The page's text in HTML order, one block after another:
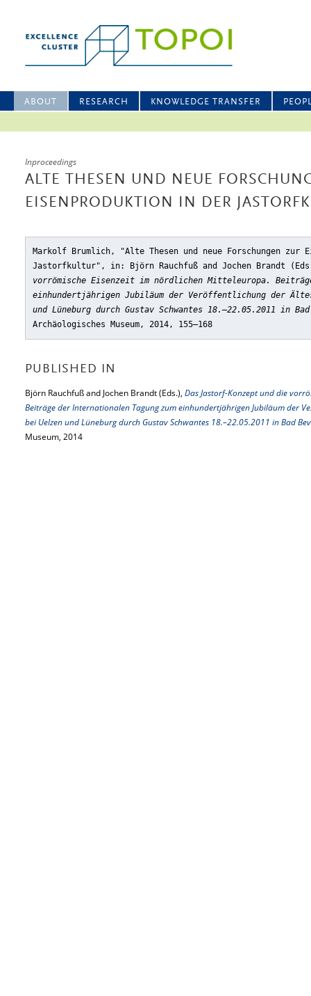
ABOUT RESEARCH KNOWLEDGE TRANSFER
Inproceedings
ALTE THESEN UND NEUE
EISENPRODUKTION IN DER
Markolf Brumlich, "Alte Thesen und neue Forschungen zur
Jastorfkultur" , in: Björn Rauchfuß and Jochen Brandt
vorrömische Eisenzeit im nördlichen Mitteleuropa.
einhundertjährigen Jubiläum der Veröffentlichung der
und Lüneburg durch Gustav Schwantes 18.–22.05.2011 in Bad
Archäologisches Museum, 2014, 155–168
PUBLISHED IN
Björn Rauchfuß and Jochen Brandt (Eds.), Das Jastorf-Konzept und die
Beiträge der Internationalen Tagung zum einhundertjährigen Jubiläum der
bei Uelzen und Lüneburg durch Gustav Schwantes 18.–22.05.2011 in Bad
Museum, 2014